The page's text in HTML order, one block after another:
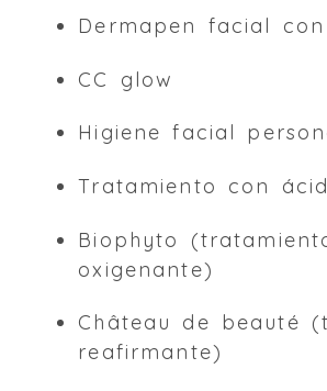
Dermapen facial
CC glow
Higiene facial
Tratamiento con
Biophyto
oxigenante)
Château de beauté
reafirmante)